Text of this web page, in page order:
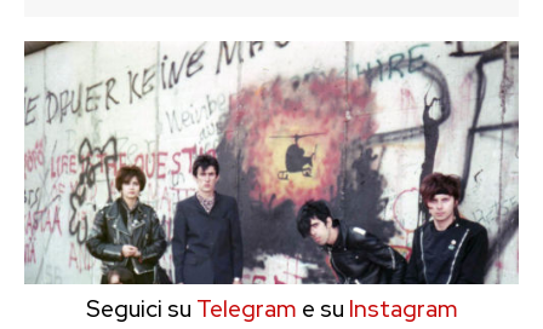
Seguici su Telegram e su Instagram